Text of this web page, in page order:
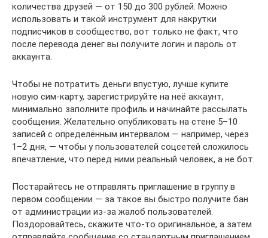
количества друзей — от 150 до 300 рублей. Можно
использовать и такой инструмент для накрутки
подписчиков в сообщество, вот только не факт, что
после перевода денег вы получите логин и пароль от
аккаунта.
Чтобы не потратить деньги впустую, лучше купите
новую сим-карту, зарегистрируйте на неё аккаунт,
минимально заполните профиль и начинайте рассылать
сообщения. Желательно опубликовать на стене 5–10
записей с определённым интервалом — например, через
1–2 дня, — чтобы у пользователей соцсетей сложилось
впечатление, что перед ними реальный человек, а не бот.
Постарайтесь не отправлять приглашение в группу в
первом сообщении — за такое вы быстро получите бан
от администрации из-за жалоб пользователей.
Поздоровайтесь, скажите что-то оригинальное, а затем